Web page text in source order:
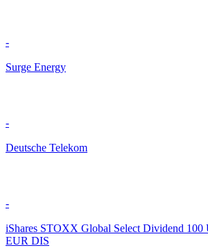
-
Surge Energy
-
Deutsche Telekom
-
iShares STOXX Global Select Dividend
EUR DIS